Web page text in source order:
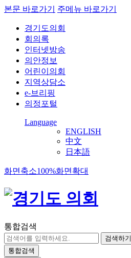
본문 바로가기 주메뉴 바로가기
경기도의회
회의록
인터넷방송
의안정보
어린이의회
지역상담소
e-브리핑
의정포털
Language
ENGLISH
中文
日本語
화면축소100%화면확대
통합검색
검색하기
통합검색